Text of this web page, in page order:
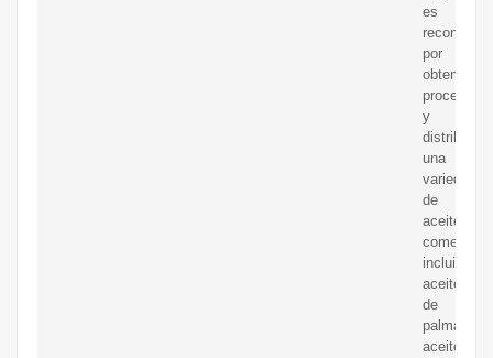
es
reconocida
por
obtener,
procesar
y
distribuir
una
variedad
de
aceites
incluidos
aceite
de
palma,
aceite